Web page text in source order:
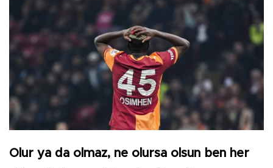
Olur ya da olmaz, ne olursa olsun ben her